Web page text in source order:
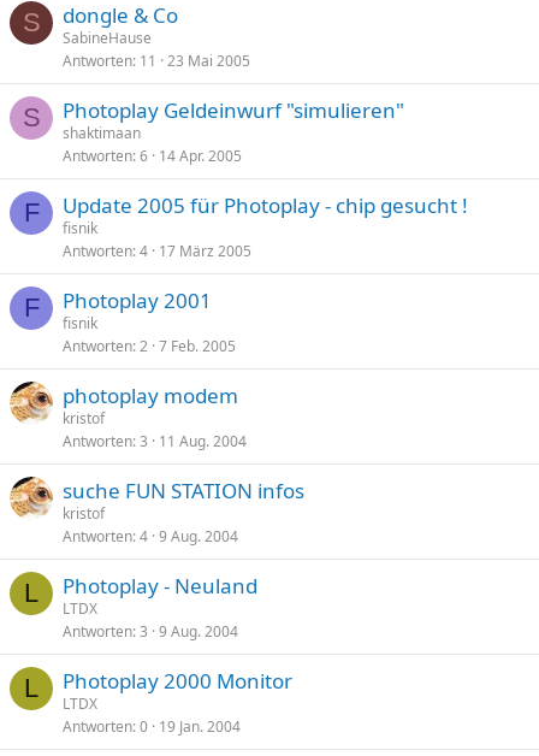
S dongle & Co
SabineHause
Antworten 11 23 Mai 2005
S Photoplay Geldeinwurf "simulieren"
shaktimaan
Antworten 6 14 Apr. 2005
F Update 2005 für Photoplay - chip gesucht !
fisnik
Antworten 4 17 März 2005
F Photoplay 2001
fisnik
Antworten 2 7 Feb. 2005
photoplay modem
kristof
Antworten 3 11 Aug. 2004
suche FUN STATION infos
kristof
Antworten 4 9 Aug. 2004
L Photoplay - Neuland
LTDX
Antworten 3 9 Aug. 2004
L Photoplay 2000 Monitor
LTDX
Antworten 0 19 Jan. 2004